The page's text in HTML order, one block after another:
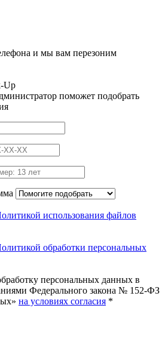
и мы вам перезоним
Up
поможет подобрать
использования файлов
обработки персональных
персональных данных в
Федерального закона № 152-ФЗ
на условиях согласия *